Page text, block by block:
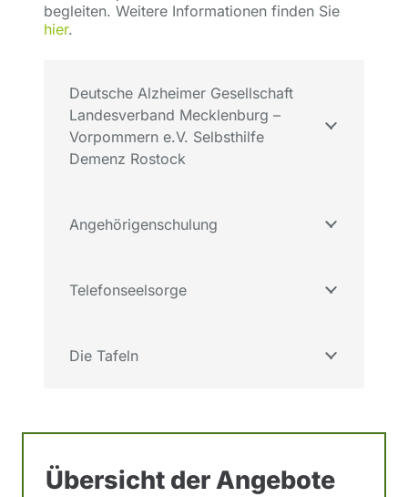
begleiten. Weitere Informationen finden Sie
hier.
Deutsche Alzheimer Gesellschaft
Landesverband Mecklenburg –
Vorpommern e.V. Selbsthilfe
Demenz Rostock
Angehörigenschulung
Telefonseelsorge
Die Tafeln
Übersicht der Angebote